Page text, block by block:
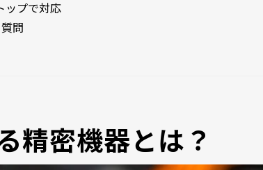
ップで対応
問
精密機器とは？